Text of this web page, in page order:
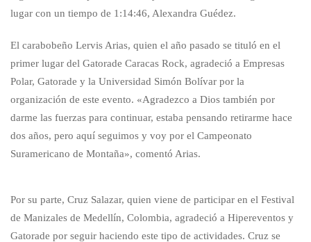
lugar con un tiempo de 1:14:46, Alexandra Guédez.
El carabobeño Lervis Arias, quien el año pasado se tituló en el
primer lugar del Gatorade Caracas Rock, agradeció a Empresas
Polar, Gatorade y la Universidad Simón Bolívar por la
organización de este evento. «Agradezco a Dios también por
darme las fuerzas para continuar, estaba pensando retirarme hace
dos años, pero aquí seguimos y voy por el Campeonato
Suramericano de Montaña», comentó Arias.
Por su parte, Cruz Salazar, quien viene de participar en el Festival
de Manizales de Medellín, Colombia, agradeció a Hipereventos y
Gatorade por seguir haciendo este tipo de actividades. Cruz se